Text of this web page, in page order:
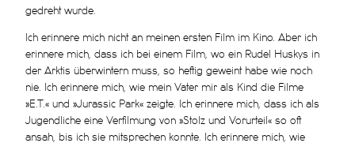
gedreht wurde.
Ich erinnere mich nicht an meinen ersten Film im Kino. Aber ich
erinnere mich, dass ich bei einem Film, wo ein Rudel Huskys in
der Arktis überwintern muss, so heftig geweint habe wie noch
nie. Ich erinnere mich, wie mein Vater mir als Kind die Filme
»E.T.« und »Jurassic Park« zeigte. Ich erinnere mich, dass ich als
Jugendliche eine Verfilmung von »Stolz und Vorurteil« so oft
ansah, bis ich sie mitsprechen konnte. Ich erinnere mich, wie